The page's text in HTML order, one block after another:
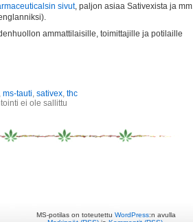
sivut, paljon asiaa Sativexista ja mm.
ammattilaisille, toimittajille ja potilaille
ms-tauti sativex thc
ei ole sallittu
MS-potilas on toteutettu WordPress:n avulla